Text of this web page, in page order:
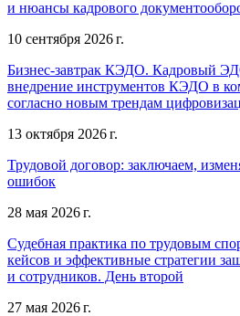
и нюансы кадрового
10 сентября 2026 г.
Бизнес-завтрак КЭДО. Кадровый
внедрение инструментов КЭДО в
согласно новым трендам
13 октября 2026 г.
Трудовой договор: заключаем,
ошибок
28 мая 2026 г.
Судебная практика по трудовым
кейсов и эффективные стратегии
и сотрудников. День второй
27 мая 2026 г.